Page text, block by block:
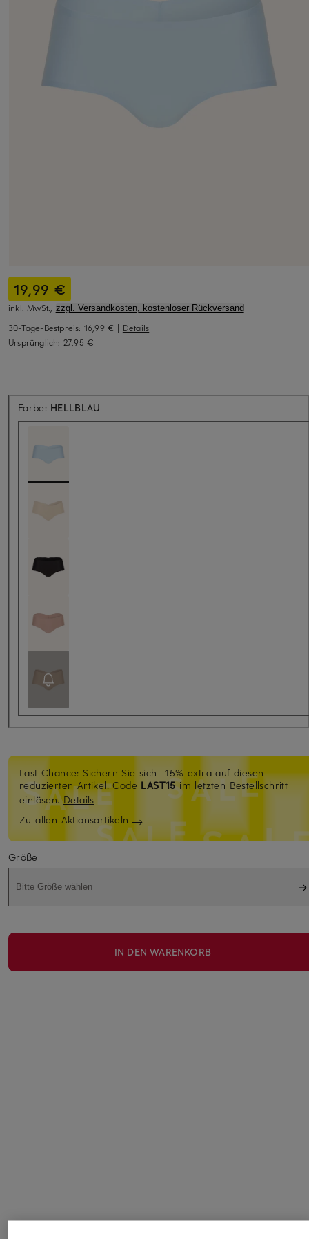
19,99 €
inkl. MwSt., zzgl. Versandkosten, kostenloser Rückversand
30-Tage-Bestpreis: 16,99 € | Details
Ursprünglich: 27,95 €
Farbe: HELLBLAU
Last Chance: Sichern Sie sich -15% extra auf diesen
reduzierten Artikel. Code LAST15im letzten Bestellschritt
einlösen.Details
Zu allen Aktionsartikeln
Größe
Bitte Größe wählen
IN DEN WARENKORB